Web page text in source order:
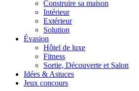
Construire sa maison
Intérieur
Extérieur
Solution
Évasion
Hôtel de luxe
Fitness
Sortie, Découverte et Salon
Idées & Astuces
Jeux concours